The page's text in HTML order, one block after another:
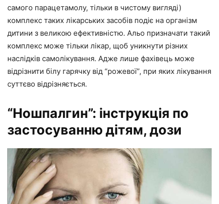
самого парацетамолу, тільки в чистому вигляді)
комплекс таких лікарських засобів подіє на організм
дитини з великою ефективністю. Альо призначати такий
комплекс може тільки лікар, щоб уникнути різних
наслідків самолікування. Адже лише фахівець може
відрізнити білу гарячку від “рожевої”, при яких лікування
суттєво відрізняється.
“Ношпалгин”: інструкція по
застосуванню дітям, дози